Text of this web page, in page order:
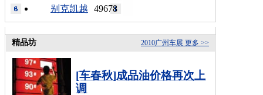
49678
别克凯越
更多 >>
2010广州车展
精品坊
[车春秋]成品油价格再次上
调